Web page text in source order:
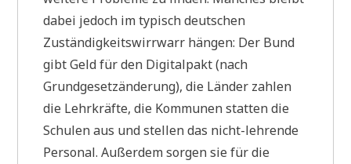
dabei jedoch im typisch deutschen
Zuständigkeitswirrwarr hängen: Der Bund
gibt Geld für den Digitalpakt (nach
Grundgesetzänderung), die Länder zahlen
die Lehrkräfte, die Kommunen statten die
Schulen aus und stellen das nicht-lehrende
Personal. Außerdem sorgen sie für die